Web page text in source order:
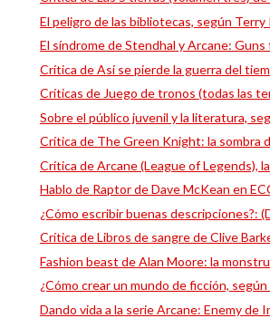
El peligro de las bibliotecas, según
El síndrome de Stendhal y Arcane: Guns
Crítica de Así se pierde la guerra del
Críticas de Juego de tronos (todas las
Sobre el público juvenil y la literatura,
Crítica de The Green Knight: la sombra
Crítica de Arcane (League of Legends),
Hablo de Raptor de Dave McKean en
¿Cómo escribir buenas descripciones?:
Crítica de Libros de sangre de Clive
Fashion beast de Alan Moore: la
¿Cómo crear un mundo de ficción,
Dando vida a la serie Arcane: Enemy de